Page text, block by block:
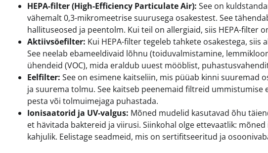
HEPA-filter (High-Efficiency Particulate Air): See on
vähemalt 0,3-mikromeetrise suurusega osakestest. See
hallituseosed ja peentolm. Kui teil on allergiaid, siis HEPA-filter
Aktiivsöefilter: Kui HEPA-filter tegeleb tahkete osakestega,
See neelab ebameeldivaid lõhnu (toiduvalmistamine,
ühendeid (VOC), mida eraldub uuest mööblist,
Eelfilter: See on esimene kaitseliin, mis püüab kinni suuremad
ja suurema tolmu. See kaitseb peenemaid filtreid
pesta või tolmuimejaga puhastada.
Ionisaatorid ja UV-valgus: Mõned mudelid kasutavad õhu
et hävitada baktereid ja viirusi. Siinkohal olge ettevaatlik:
kahjulik. Eelistage seadmeid, mis on sertifitseeritud ja